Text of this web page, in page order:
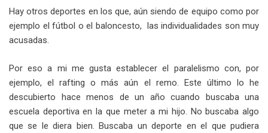
Hay otros deportes en los que, aún siendo de equipo como por
ejemplo el fútbol o el baloncesto, las individualidades son muy
acusadas.
Por eso a mi me gusta establecer el paralelismo con, por
ejemplo, el rafting o más aún el remo. Este último lo he
descubierto hace menos de un año cuando buscaba una
escuela deportiva en la que meter a mi hijo. No buscaba algo
que se le diera bien. Buscaba un deporte en el que pudiera